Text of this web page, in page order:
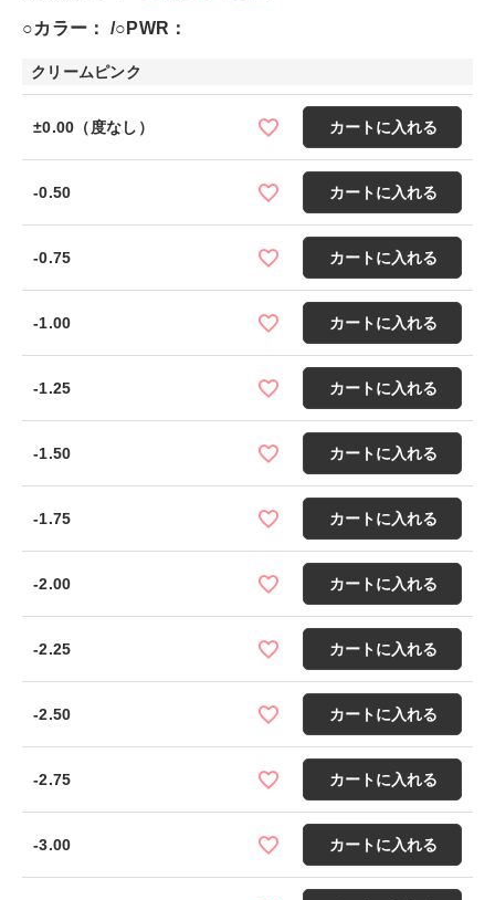
○カラー： ○PWR：
クリームピンク
±0.00（度なし） カートに入れる
-0.50 カートに入れる
-0.75 カートに入れる
-1.00 カートに入れる
-1.25 カートに入れる
-1.50 カートに入れる
-1.75 カートに入れる
-2.00 カートに入れる
-2.25 カートに入れる
-2.50 カートに入れる
-2.75 カートに入れる
-3.00 カートに入れる